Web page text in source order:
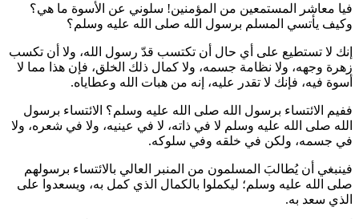
فيا معاشر المستمعين من المؤمنين! سلوني عن الأسوة ما هي؟
وكيف يأتسي المسلم برسول الله صلى الله عليه وسلم؟
إنك لا تستطيع على أي حال أن تكتسب قدّ رسول الله، ولا أن تكسب
زهرة وجهه، ولا نظامة جسمه، ولا كمال ذلك الخلق، فإن هذا مما لا
أسوة فيه، فإنك لا تقدر عليه، إنه من هبات الله وعطاياه.
ففيم الائتساء برسول الله صلى الله عليه وسلم؟ الائتساء برسول
الله صلى الله عليه وسلم لا في ذاته، لا في عينيه، ولا في شعره، ولا
في جسمه، ولكن في خلقه وفي سلوكه.
فينبغي أن يُطالبَ المسلمون من المنبر العالي بالائتساء برسولهم
صلى الله عليه وسلم؛ ليكملوا بالكمال الذي كمل به، ويسعدوا على
الذي سعد به.